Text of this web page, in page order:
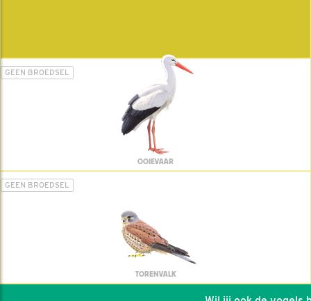
GEEN BROEDSEL
OOIEVAAR
GEEN BROEDSEL
TORENVALK